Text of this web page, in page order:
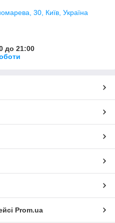
30, Київ, Україна
до 21:00
Prom.ua